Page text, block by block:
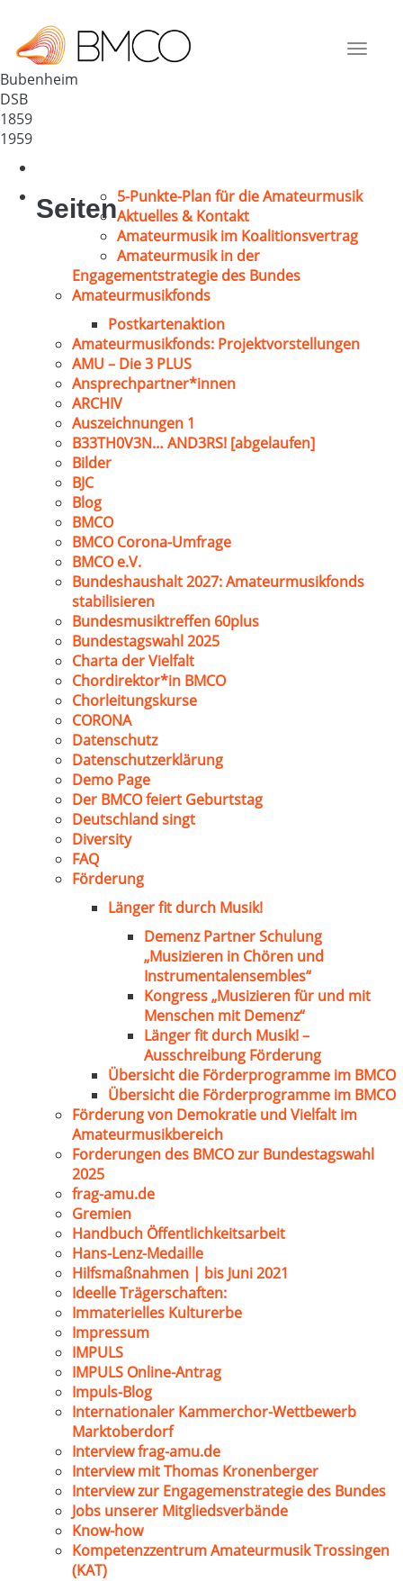
Toggle
Deutschland
67308
Bubenheim
DSB
1859
1959
Seiten5-Punkte-Plan für die Amateurmusik
Aktuelles & Kontakt
Amateurmusik im Koalitionsvertrag
Amateurmusik in der
Engagementstrategie des Bundes
Amateurmusikfonds
Postkartenaktion
Amateurmusikfonds: Projektvorstellungen
AMU – Die 3 PLUS
Ansprechpartner*innen
ARCHIV
Auszeichnungen 1
B33TH0V3N… AND3RS! [abgelaufen]
Bilder
BJC
Blog
BMCO
BMCO Corona-Umfrage
BMCO e.V.
Bundeshaushalt 2027: Amateurmusikfonds
stabilisieren
Bundesmusiktreffen 60plus
Bundestagswahl 2025
Charta der Vielfalt
Chordirektor*in BMCO
Chorleitungskurse
CORONA
Datenschutz
Datenschutzerklärung
Demo Page
Der BMCO feiert Geburtstag
Deutschland singt
Diversity
FAQ
Förderung
Länger fit durch Musik!
Demenz Partner Schulung
„Musizieren in Chören und
Instrumentalensembles“
Kongress „Musizieren für und mit
Menschen mit Demenz“
Länger fit durch Musik! –
Ausschreibung Förderung
Übersicht die Förderprogramme im BMCO
Übersicht die Förderprogramme im BMCO
Förderung von Demokratie und Vielfalt im
Amateurmusikbereich
Forderungen des BMCO zur Bundestagswahl
2025
frag-amu.de
Gremien
Handbuch Öffentlichkeitsarbeit
Hans-Lenz-Medaille
Hilfsmaßnahmen | bis Juni 2021
Ideelle Trägerschaften:
Immaterielles Kulturerbe
Impressum
IMPULS
IMPULS Online-Antrag
Impuls-Blog
Internationaler Kammerchor-Wettbewerb
Marktoberdorf
Interview frag-amu.de
Interview mit Thomas Kronenberger
Interview zur Engagemenstrategie des Bundes
Jobs unserer Mitgliedsverbände
Know-how
Kompetenzzentrum Amateurmusik Trossingen
(KAT)